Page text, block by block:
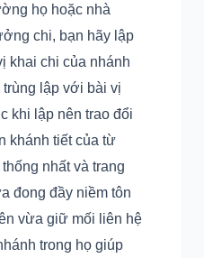
họ hoặc nhà
chi, bạn hãy lập
khai chi của nhánh
lập với bài vị
khi lập nên trao đổi
khánh tiết của từ
nhất và trang
đong đầy niềm tôn
vừa giữ mối liên hệ
trong họ giúp